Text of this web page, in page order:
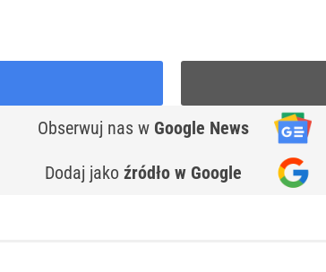
Obserwuj nas w Google News
Dodaj jako źródło w Google